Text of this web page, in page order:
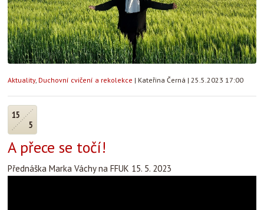
Aktuality, Duchovní cvičení a rekolekce | Kateřina Černá | 25.5.2023 17:00
15
5
A přece se točí!
Přednáška Marka Váchy na FFUK 15. 5. 2023